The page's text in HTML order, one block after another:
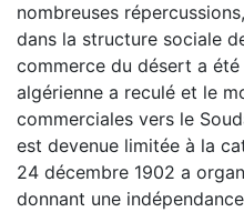
nombreuses
dans la structure sociale
commerce du désert a
algérienne a reculé et le
commerciales vers le
est devenue limitée à la
24 décembre 1902 a
donnant une